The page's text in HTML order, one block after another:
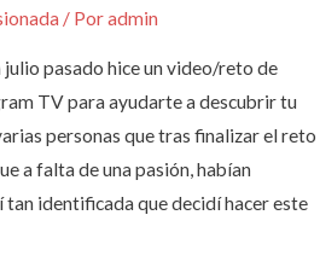
/ Poradmin
pasado hice un video/reto de
TV para ayudarte a descubrir tu
personas que tras finalizar el reto
a falta de una pasión, habían
identificada que decidí hacer este